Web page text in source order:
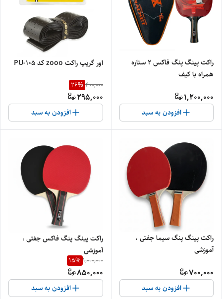
راکت پینگ پنگ فاکس ۲ ستاره
همراه با کیف
1,200,000
افزودن به سبد
اور گریپ راکت zooo کد PU-1۰۵
400,000
26%
295,000
افزودن به سبد
راکت پینگ پنگ سیما جفتی ،
آموزشی
700,000
افزودن به سبد
راکت پینگ پنگ فاکس جفتی ،
آموزشی
1,000,000
15%
850,000
افزودن به سبد